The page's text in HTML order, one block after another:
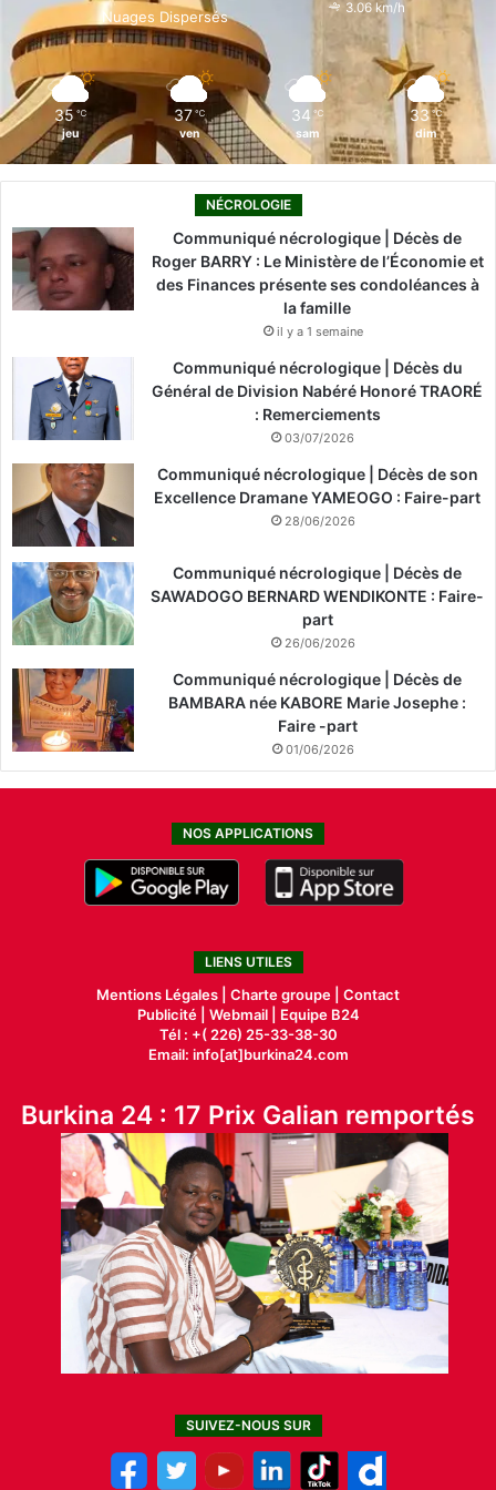
k
n
Nuages Dispersés
3.06 km/h
35 ℃
jeu
37 ℃
ven
34 ℃
sam
33 ℃
dim
NÉCROLOGIE
Communiqué nécrologique | Décès de
Roger BARRY : Le Ministère de l’Économie et
des Finances présente ses condoléances à
la famille
il y a 1 semaine
Communiqué nécrologique | Décès du
Général de Division Nabéré Honoré TRAORÉ
: Remerciements
03/07/2026
Communiqué nécrologique | Décès de son
Excellence Dramane YAMEOGO : Faire-part
28/06/2026
Communiqué nécrologique | Décès de
SAWADOGO BERNARD WENDIKONTE : Faire-
part
26/06/2026
Communiqué nécrologique | Décès de
BAMBARA née KABORE Marie Josephe :
Faire -part
01/06/2026
NOS APPLICATIONS
LIENS UTILES
Mentions Légales | Charte groupe | Contact
Publicité| Webmail |
Equipe B24
Tél : +( 226) 25-33-38-30
Email: info[at]burkina24.com
Burkina 24 : 17 Prix Galian remportés
SUIVEZ-NOUS SUR